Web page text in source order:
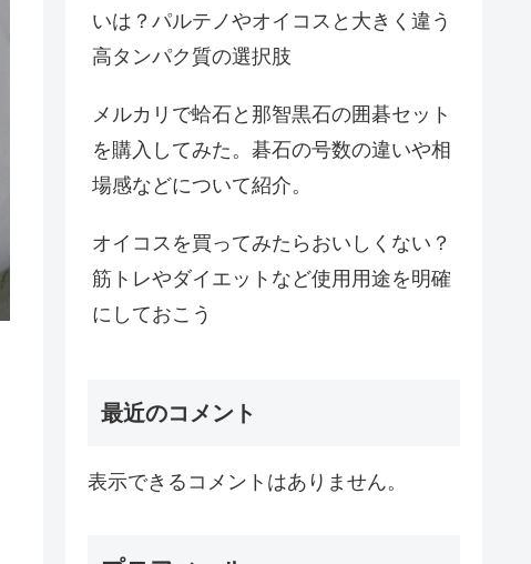
いは？パルテノやオイコスと大きく違う
高タンパク質の選択肢
メルカリで蛤石と那智黒石の囲碁セット
を購入してみた。碁石の号数の違いや相
場感などについて紹介。
オイコスを買ってみたらおいしくない？
筋トレやダイエットなど使用用途を明確
にしておこう
最近のコメント
表示できるコメントはありません。